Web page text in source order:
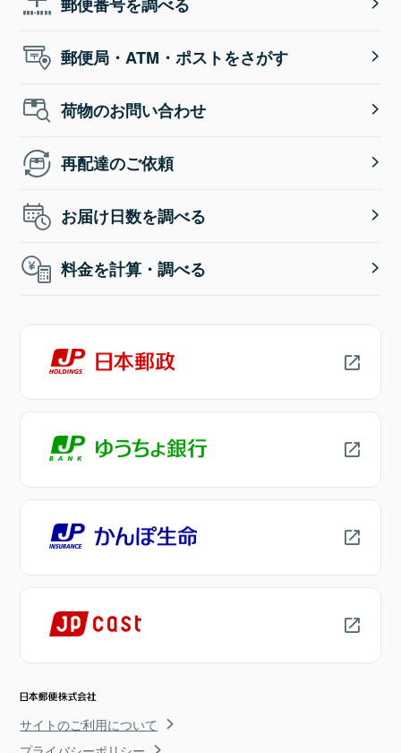
郵便局・ATM・ポストをさがす
荷物のお問い合わせ
再配達のご依頼
お届け日数を調べる
料金を計算・調べる
サイトのご利用について